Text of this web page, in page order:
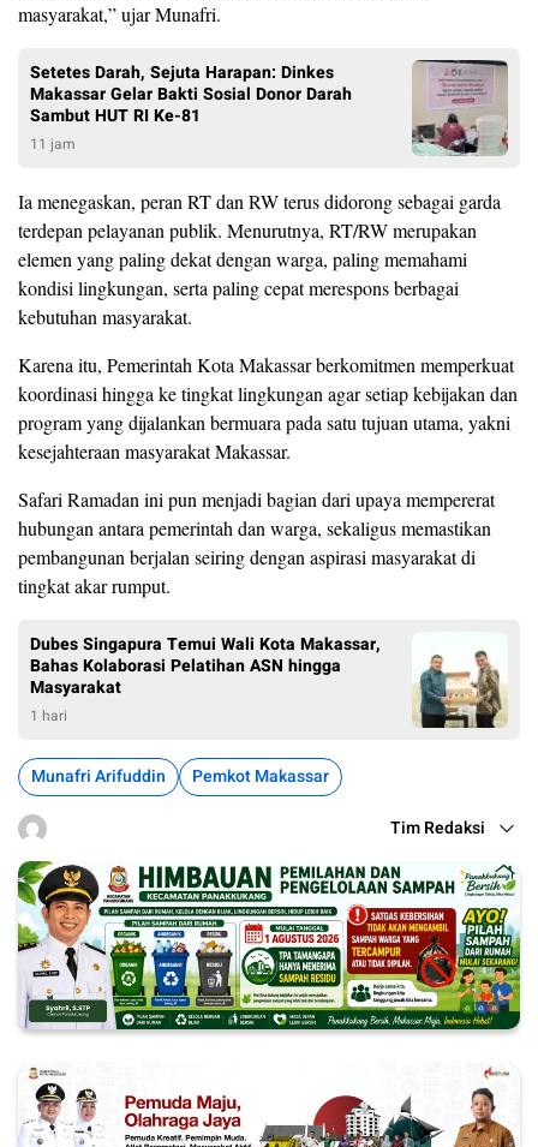
masyarakat,” ujar Munafri.
Setetes Darah, Sejuta Harapan: Dinkes
Makassar Gelar Bakti Sosial Donor Darah
Sambut HUT RI Ke-81
11 jam
Ia menegaskan, peran RT dan RW terus didorong sebagai garda
terdepan pelayanan publik. Menurutnya, RT/RW merupakan
elemen yang paling dekat dengan warga, paling memahami
kondisi lingkungan, serta paling cepat merespons berbagai
kebutuhan masyarakat.
Karena itu, Pemerintah Kota Makassar berkomitmen memperkuat
koordinasi hingga ke tingkat lingkungan agar setiap kebijakan dan
program yang dijalankan bermuara pada satu tujuan utama, yakni
kesejahteraan masyarakat Makassar.
Safari Ramadan ini pun menjadi bagian dari upaya mempererat
hubungan antara pemerintah dan warga, sekaligus memastikan
pembangunan berjalan seiring dengan aspirasi masyarakat di
tingkat akar rumput.
Dubes Singapura Temui Wali Kota Makassar,
Bahas Kolaborasi Pelatihan ASN hingga
Masyarakat
1 hari
Munafri Arifuddin Pemkot Makassar
Tim Redaksi